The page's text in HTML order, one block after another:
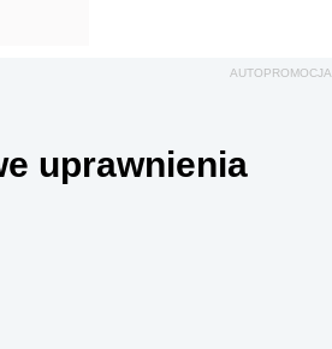
AUTOPROMOCJA
uprawnienia